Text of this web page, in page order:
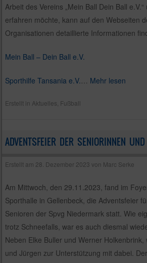
Arbeit des Vereins „Mein Ball Dein Ball
erfahren möchte, kann auf den Webseiten
Organisationen detaillierte Informationen
Mein Ball – Dein Ball e.V.
Sporthilfe Tansania e.V.… Mehr lesen
Erstellt in Aktuelles, Fußball
ADVENTSFEIER DER SENIORINNEN
Erstellt am 28. Dezember 2023 von Marc Serke
Am Mittwoch, den 29.11.2023, fand im
Sporthalle in Gellenbeck, die Adventsfeier
Senioren der Spvg Niedermark statt. Wie
trotz Schneefalls, war es auch diesmal
Neben Elke Buller und Werner
und Jürgen zur Unterstützung mit dabei.